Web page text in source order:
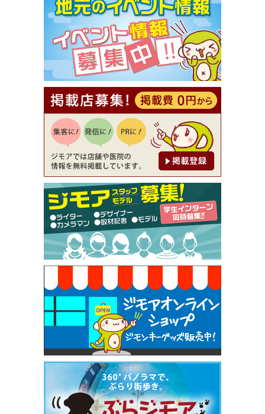
【ジモア限定①】初回割引 特価 VIO脱毛11,000円
⇒8,800円（メンズ専門ワックス脱毛サロン Mickle
（ミックル））
[有効期限]2026年9月30日
【ジモア読者特典2】コース 3,500円→3,000円（料
理5品+2時間飲み放題）（創作イタリアン Pia Cu
ore（ピアクオーレ））
[有効期限]2026年9月30日
【ジモア読者特典1】料理全品20％OFF ※18時以
降（創作イタリアン Pia Cuore（ピアクオーレ））
[有効期限]2026年9月30日
【ジモア限定②】初回割引 特価 鼻毛脱毛 半額 2,2
00円⇒1,100円（メンズ専門ワックス脱毛サロン Mi
ckle（ミックル））
[有効期限]2026年9月30日
【ジモア限定特典①】まつ毛カール 3,850円→ 2,7
50円（Premiere（プルミエール））
[有効期限]2026年9月30日
焼き餃子 一皿サービス（餃子酒場たっちゃん 西
早稲田店）
[有効期限]2026年9月30日